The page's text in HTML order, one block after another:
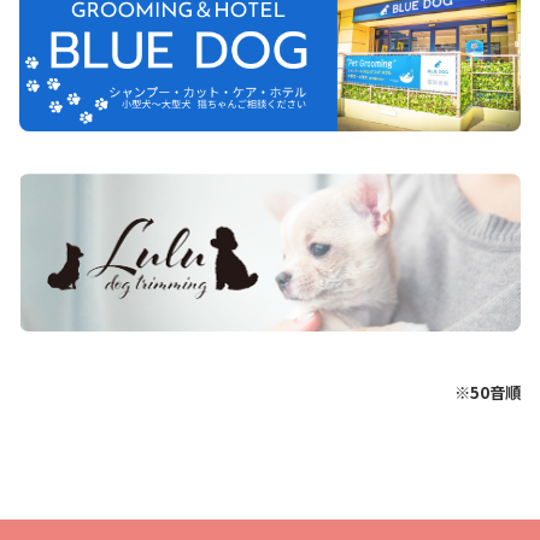
※50音順